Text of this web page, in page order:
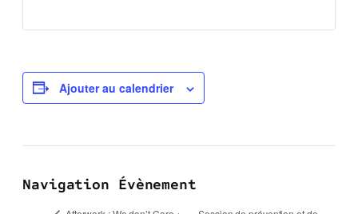
Ajouter au calendrier
Navigation Évènement